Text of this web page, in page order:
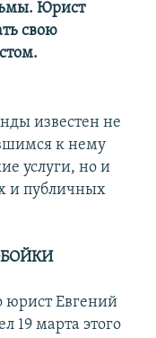
Юрист
свою
известен не
к нему
услуги, но и
и публичных
юрист Евгений
19 марта этого